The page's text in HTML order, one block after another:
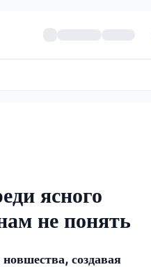
ясного
не понять
создавая